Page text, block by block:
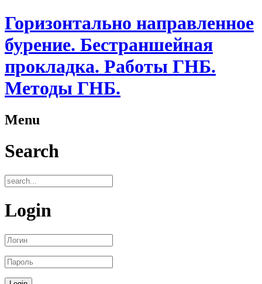
Горизонтально направленное
бурение. Бестраншейная
прокладка. Работы ГНБ.
Методы ГНБ.
Menu
Search
Login